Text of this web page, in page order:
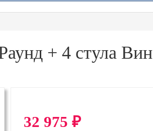
+ 4 стула
32 975 ₽